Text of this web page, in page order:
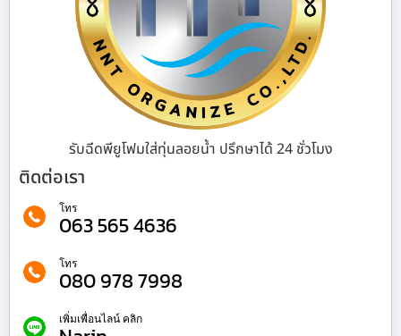
รับฉีดพียูโฟมใส่ทุ่นลอยน้ำ ปรึกษาได้ 24 ชั่วโมง
ติดต่อเรา
โทร
063 565 4636
โทร
080 978 7998
เพิ่มเพื่อนไลน์ คลิก